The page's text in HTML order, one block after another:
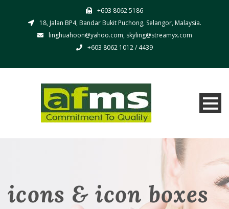
+603 8062 5186
18, Jalan BP4, Bandar Bukit Puchong, Selangor, Malaysia.
linghuahoon@yahoo.com, skyling@streamyx.com
+603 8062 1012 / 4439
icons & icon boxes